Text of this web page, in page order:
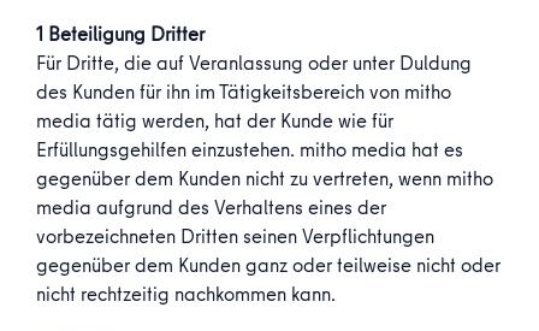
1 Beteiligung Dritter
Für Dritte, die auf Veranlassung oder unter Duldung
des Kunden für ihn im Tätigkeitsbereich von mitho
media tätig werden, hat der Kunde wie für
Erfüllungsgehilfen einzustehen. mitho media hat es
gegenüber dem Kunden nicht zu vertreten, wenn mitho
media aufgrund des Verhaltens eines der
vorbezeichneten Dritten seinen Verpflichtungen
gegenüber dem Kunden ganz oder teilweise nicht oder
nicht rechtzeitig nachkommen kann.